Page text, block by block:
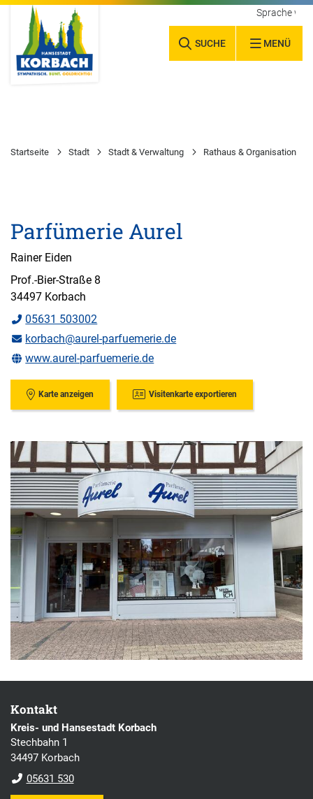
SUCHE MENÜ
Sprache
Startseite Stadt Stadt & Verwaltung Rathaus & Organisation
Parfümerie Aurel
Rainer Eiden
Prof.-Bier-Straße 8
34497 Korbach
05631 503002
korbach@aurel-parfuemerie.de
www.aurel-parfuemerie.de
Karte anzeigen Visitenkarte exportieren
Kontakt
Kreis- und Hansestadt Korbach
Stechbahn 1
34497 Korbach
05631 530